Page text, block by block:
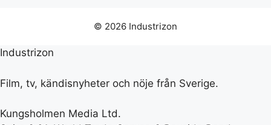
© 2026 Industrizon
Industrizon
Film, tv, kändisnyheter och nöje från Sverige.
Kungsholmen Media Ltd.